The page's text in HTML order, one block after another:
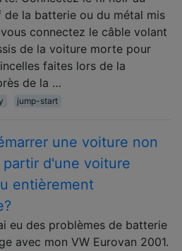
de la batterie ou du métal mis
connectez le câble volant
de la voiture morte pour
faites lors de la
de la …
jump-start
une voiture non
partir d'une voiture
entièrement
eu des problèmes de batterie
avec mon VW Eurovan 2001.